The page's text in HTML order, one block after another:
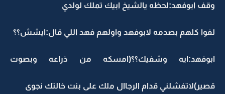
وقف ابوفهد:لحظه يالشيخ ابيك تملك لولدي
لفوا كلهم بصدمه لابوفهد واولهم فهد اللي قال:ايشش؟؟
ابوفهد:ايه وشفيك؟؟(امسكه من ذراعه وبصوت
قصير)لاتفشلني قدام الرجاال ملك على بنت خالتك نجوى